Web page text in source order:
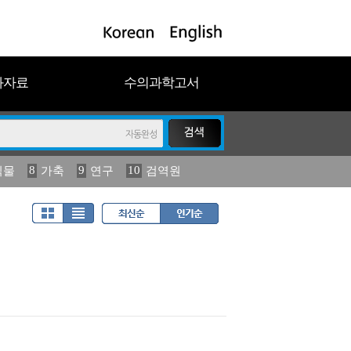
자료 수의과학고서
물 8 가축 9 연구 10 검역원
보
18 2023 19 농림수산